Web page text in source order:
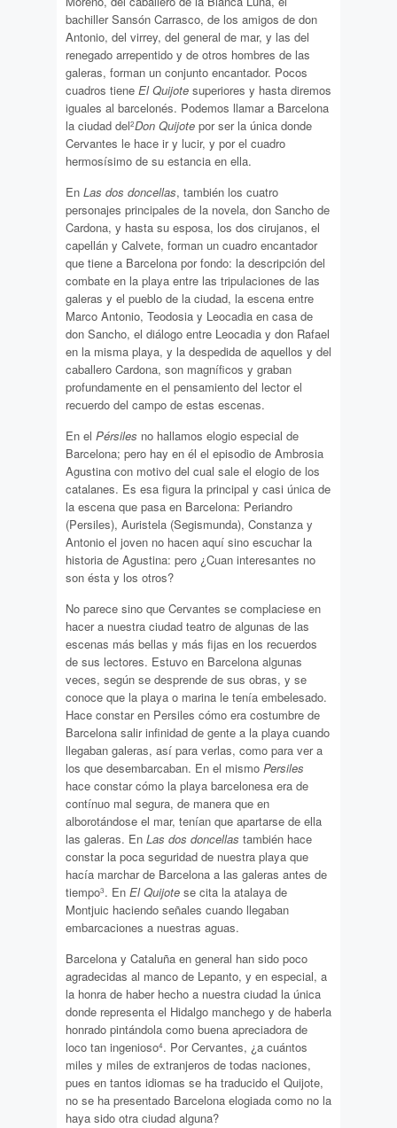
bachiller Sansón Carrasco, de los amigos de don
Antonio, del virrey, del general de mar, y las del
renegado arrepentido y de otros hombres de las
galeras, forman un conjunto encantador. Pocos
cuadros tiene El Quijote superiores y hasta diremos
iguales al barcelonés. Podemos llamar a Barcelona
la ciudad del2Don Quijote por ser la única donde
Cervantes le hace ir y lucir, y por el cuadro
hermosísimo de su estancia en ella.
En Las dos doncellas, también los cuatro
personajes principales de la novela, don Sancho de
Cardona, y hasta su esposa, los dos cirujanos, el
capellán y Calvete, forman un cuadro encantador
que tiene a Barcelona por fondo: la descripción del
combate en la playa entre las tripulaciones de las
galeras y el pueblo de la ciudad, la escena entre
Marco Antonio, Teodosia y Leocadia en casa de
don Sancho, el diálogo entre Leocadia y don Rafael
en la misma playa, y la despedida de aquellos y del
caballero Cardona, son magníficos y graban
profundamente en el pensamiento del lector el
recuerdo del campo de estas escenas.
En el Pérsiles no hallamos elogio especial de
Barcelona; pero hay en él el episodio de Ambrosia
Agustina con motivo del cual sale el elogio de los
catalanes. Es esa figura la principal y casi única de
la escena que pasa en Barcelona: Periandro
(Persiles), Auristela (Segismunda), Constanza y
Antonio el joven no hacen aquí sino escuchar la
historia de Agustina: pero ¿Cuan interesantes no
son ésta y los otros?
No parece sino que Cervantes se complaciese en
hacer a nuestra ciudad teatro de algunas de las
escenas más bellas y más fijas en los recuerdos
de sus lectores. Estuvo en Barcelona algunas
veces, según se desprende de sus obras, y se
conoce que la playa o marina le tenía embelesado.
Hace constar en Persiles cómo era costumbre de
Barcelona salir infinidad de gente a la playa cuando
llegaban galeras, así para verlas, como para ver a
los que desembarcaban. En el mismo Persiles
hace constar cómo la playa barcelonesa era de
contínuo mal segura, de manera que en
alborotándose el mar, tenían que apartarse de ella
las galeras. En Las dos doncellas también hace
constar la poca seguridad de nuestra playa que
hacía marchar de Barcelona a las galeras antes de
tiempo3. En El Quijote se cita la atalaya de
Montjuic haciendo señales cuando llegaban
embarcaciones a nuestras aguas.
Barcelona y Cataluña en general han sido poco
agradecidas al manco de Lepanto, y en especial, a
la honra de haber hecho a nuestra ciudad la única
donde representa el Hidalgo manchego y de haberla
honrado pintándola como buena apreciadora de
loco tan ingenioso4. Por Cervantes, ¿a cuántos
miles y miles de extranjeros de todas naciones,
pues en tantos idiomas se ha traducido el Quijote,
no se ha presentado Barcelona elogiada como no la
haya sido otra ciudad alguna?